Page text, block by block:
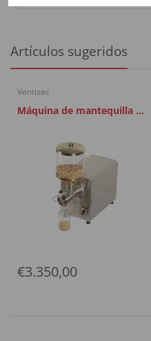
Artículos sugeridos
Ventisec
Máquina de mantequilla de
€3.350,00